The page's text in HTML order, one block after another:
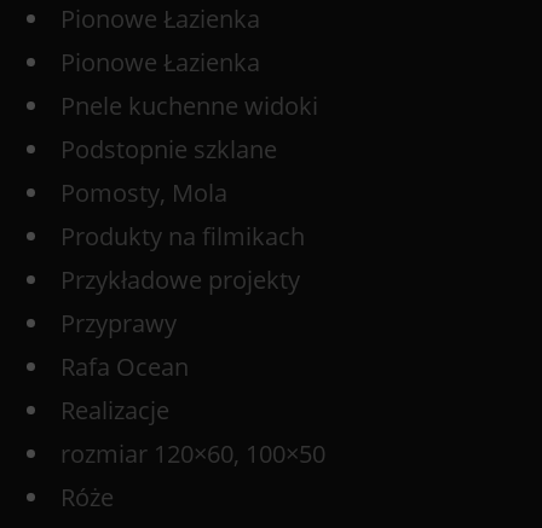
Pionowe Łazienka
Pionowe Łazienka
Pnele kuchenne widoki
Podstopnie szklane
Pomosty, Mola
Produkty na filmikach
Przykładowe projekty
Przyprawy
Rafa Ocean
Realizacje
rozmiar 120×60, 100×50
Róże